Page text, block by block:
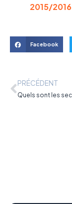
2015/2016
Facebook
PRÉCÉDENT